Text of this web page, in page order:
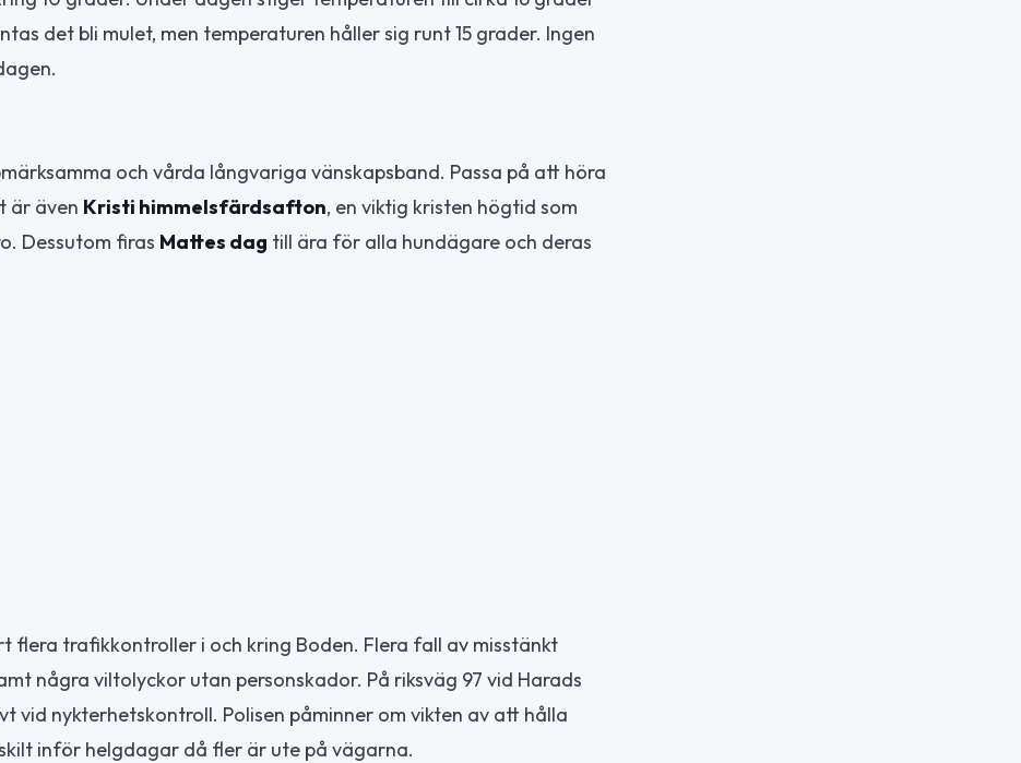
det bli mulet, men temperaturen håller sig runt 15 grader. Ingen
och vårda långvariga vänskapsband. Passa på att höra
är även Kristi himmelsfärdsafton, en viktig kristen högtid som
Dessutom firas Mattes dag till ära för alla hundägare och deras
flera trafikkontroller i och kring Boden. Flera fall av misstänkt
några viltolyckor utan personskador. På riksväg 97 vid Harads
nykterhetskontroll. Polisen påminner om vikten av att hålla
inför helgdagar då fler är ute på vägarna.